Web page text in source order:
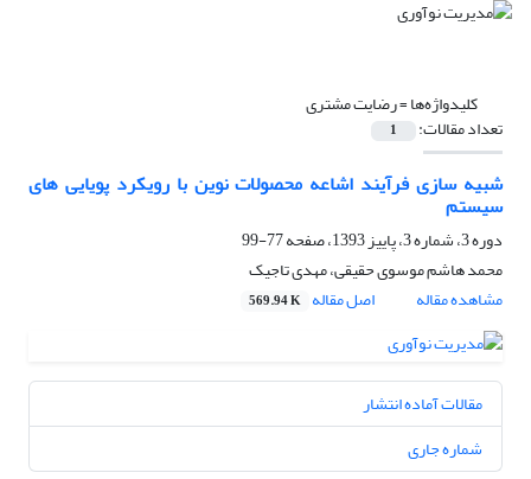
کلیدواژه‌ها =رضایت مشتری
تعداد مقالات: 1
شبیه سازی فرآیند اشاعه محصولات نوین با رویکرد پویایی های
سیستم
دوره 3، شماره 3، پاییز 1393، صفحه
77-99
محمد هاشم موسوی حقیقی، مهدی تاجیک
مشاهده مقاله
اصل مقاله 569.94 K
مقالات آماده انتشار
شماره جاری